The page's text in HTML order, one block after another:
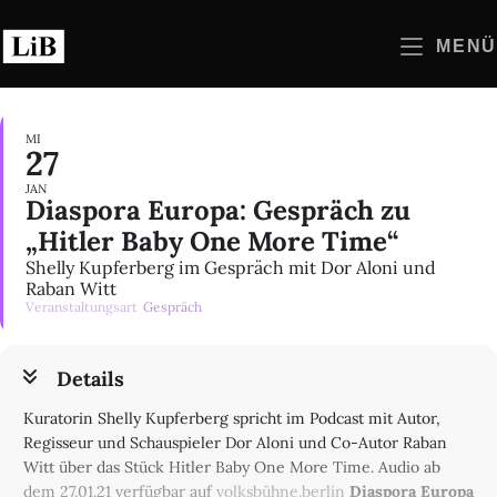
Inhalt
springen
MENÜ
MI
27
JAN
Diaspora Europa: Gespräch zu
„Hitler Baby One More Time“
Shelly Kupferberg im Gespräch mit Dor Aloni und
Raban Witt
Veranstaltungsart Gespräch
Details
Kuratorin Shelly Kupferberg spricht im Podcast mit Autor,
Regisseur und Schauspieler Dor Aloni und Co-Autor Raban
Witt über das Stück Hitler Baby One More Time. Audio ab
dem 27.01.21 verfügbar aufvolksbühne.berlin Diaspora Europa